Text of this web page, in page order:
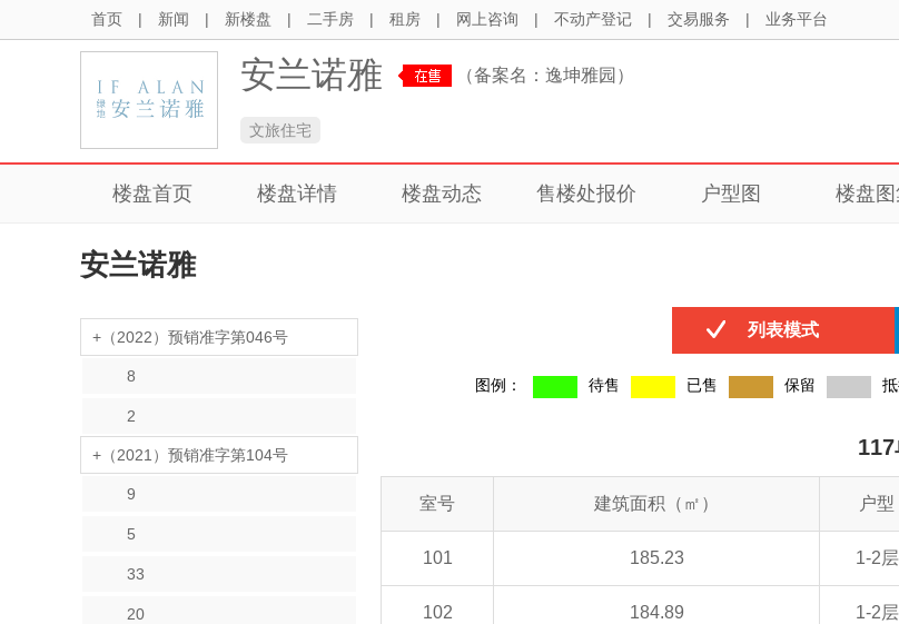
首页 | 新闻 | 新楼盘 | 二手房 | 租房 | 网上咨询 | 不动产登记 | 交易服务 | 业务平台
安兰诺雅 （备案名：逸坤雅园）
文旅住宅
楼盘首页 楼盘详情 楼盘动态 售楼处报价 户型图 楼盘
安兰诺雅
+（2022）预销准字第046号
8
2
+（2021）预销准字第104号
9
5
33
20
列表模式
图例： 待售 已售 保留
室号 建筑面积（㎡） 户型
101 185.23 1-2层
102 184.89 1-2层